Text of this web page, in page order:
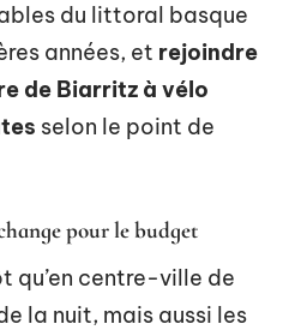
du littoral basque
années, et rejoindre
de Biarritz à vélo
selon le point de
pour le budget
qu’en centre-ville de
la nuit, mais aussi les